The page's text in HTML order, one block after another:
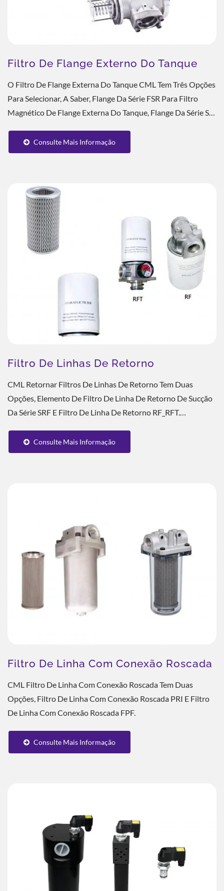
Filtro De Flange Externo Do Tanque
O Filtro De Flange Externa Do Tanque CML Tem Três Opções
Para Selecionar, A Saber, Flange Da Série FSR Para Filtro
Magnético De Flange Externa Do Tanque, Flange Da Série SR
Consulte Mais Informação
Filtro De Linhas De Retorno
CML Retornar Filtros De Linhas De Retorno Tem Duas
Opções, Elemento De Filtro De Linha De Retorno De Sucção
Da Série SRF E Filtro De Linha De Retorno RF_RFT.
Consulte Mais Informação
Filtro De Linha Com Conexão Roscada
CML Filtro De Linha Com Conexão Roscada Tem Duas
Opções, Filtro De Linha Com Conexão Roscada PRI E Filtro
De Linha Com Conexão Roscada FPF.
Consulte Mais Informação